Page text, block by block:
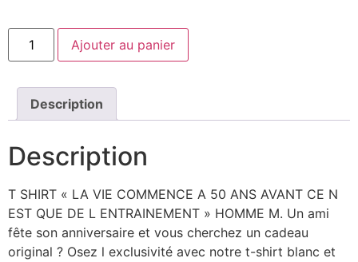
Ajouter au panier
Description
Description
T SHIRT « LA VIE COMMENCE A 50 ANS AVANT CE N
EST QUE DE L ENTRAINEMENT » HOMME M. Un ami
fête son anniversaire et vous cherchez un cadeau
original ? Osez l exclusivité avec notre t-shirt blanc et